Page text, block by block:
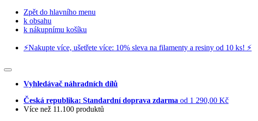
Zpět do hlavního menu
k obsahu
k nákupnímu košíku
⚡️Nakupte více, ušetřete více: 10% sleva na filamenty a resiny od 10 ks! ⚡️
Vyhledávač náhradních dílů
Česká republika: Standardní doprava zdarma od 1 290,00 Kč
Více než 11.100 produktů